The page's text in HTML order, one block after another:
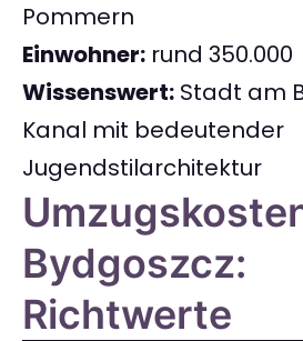
Pommern
Einwohner: rund 350.000
Wissenswert: Stadt am
Kanal mit bedeutender
Jugendstilarchitektur
Bydgoszcz:
Richtwerte